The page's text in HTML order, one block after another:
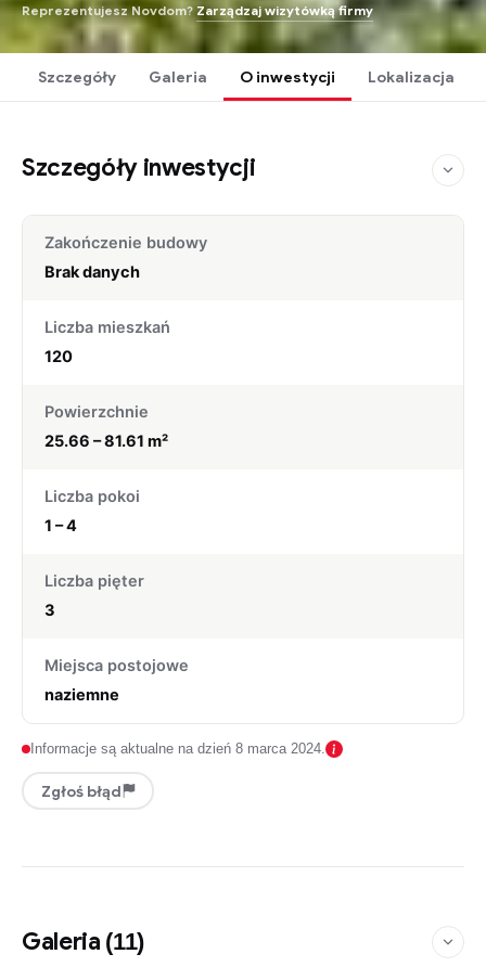
Reprezentujesz Novdom? Zarządzaj wizytówką firmy
Szczegóły Galeria O inwestycji Lokalizacja
Szczegóły inwestycji
Zakończenie budowy
Brak danych
Liczba mieszkań
120
Powierzchnie
25.66 – 81.61 m²
Liczba pokoi
1 – 4
Liczba pięter
3
Miejsca postojowe
naziemne
Informacje są aktualne na dzień 8 marca 2024.
Zgłoś błąd
Galeria (11)